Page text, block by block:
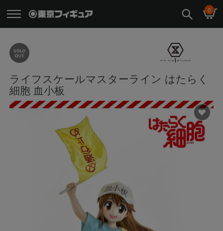
0
ライフスケールマスターライン はたらく
細胞 血小板